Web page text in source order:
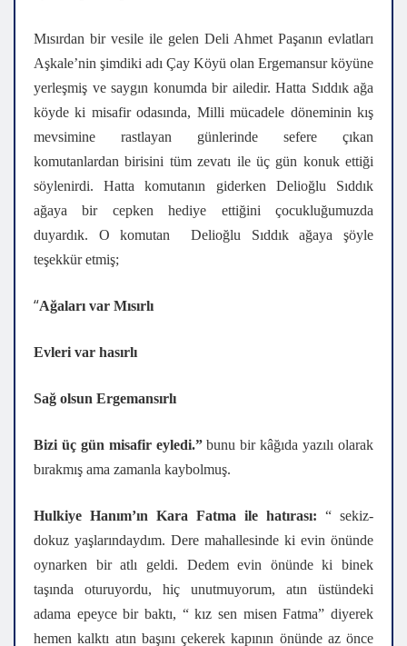
Mısırdan bir vesile ile gelen Deli Ahmet Paşanın evlatları
Aşkale’nin şimdiki adı Çay Köyü olan Ergemansur köyüne
yerleşmiş ve saygın konumda bir ailedir. Hatta Sıddık ağa
köyde ki misafir odasında, Milli mücadele döneminin kış
mevsimine rastlayan günlerinde sefere çıkan
komutanlardan birisini tüm zevatı ile üç gün konuk ettiği
söylenirdi. Hatta komutanın giderken Delioğlu Sıddık
ağaya bir cepken hediye ettiğini çocukluğumuzda
duyardık. O komutan Delioğlu Sıddık ağaya şöyle
teşekkür etmiş;
“Ağaları var Mısırlı
Evleri var hasırlı
Sağ olsun Ergemansırlı
Bizi üç gün misafir eyledi.”bunu bir kâğıda yazılı olarak
bırakmış ama zamanla kaybolmuş.
Hulkiye Hanım’ın Kara Fatma ile hatırası: “ sekiz-
dokuz yaşlarındaydım. Dere mahallesinde ki evin önünde
oynarken bir atlı geldi. Dedem evin önünde ki binek
taşında oturuyordu, hiç unutmuyorum, atın üstündeki
adama epeyce bir baktı, “ kız sen misen Fatma” diyerek
hemen kalktı atın başını çekerek kapının önünde az önce